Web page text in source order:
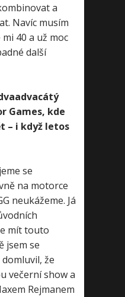
a
Navíc musím
40 a už moc
další
Games, kde
– i když letos
se
na motorce
neukážeme. Já
mít touto
jsem se
že
večerní show a
Rejmanem